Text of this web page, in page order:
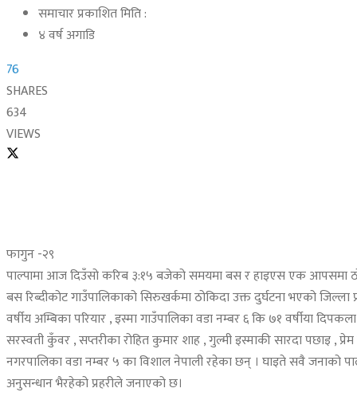
समाचार प्रकाशित मिति :
४ वर्ष अगाडि
76
SHARES
634
VIEWS
फागुन -२९
पाल्पामा आज दिउँसो करिब ३:१५ बजेको समयमा बस र हाइएस एक आपसमा
बस रिब्दीकोट गाउँपालिकाको सिरुखर्कमा ठोकिदा उक्त दुर्घटना भएको
वर्षीय अम्बिका परियार , इस्मा गाउँपालिका वडा नम्बर ६ कि ७१ वर्षीया
सरस्वती कुँवर , सप्तरीका रोहित कुमार शाह , गुल्मी इस्माकी सारदा पछाइ ,
नगरपालिका वडा नम्बर ५ का विशाल नेपाली रहेका छन् । घाइते सवै जनाको
अनुसन्धान भैरहेको प्रहरीले जनाएको छ।